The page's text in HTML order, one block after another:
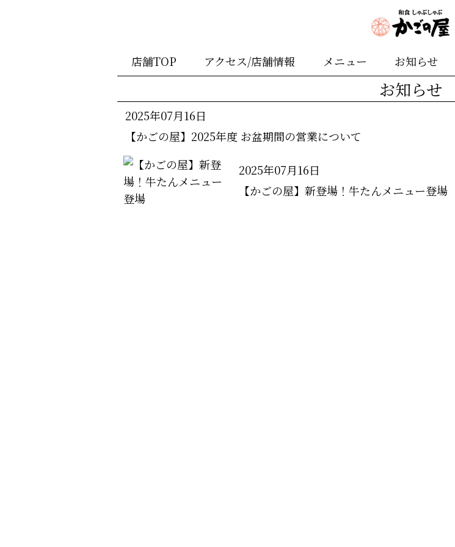
店舗TOP アクセス/店舗情報 メニュー お知らせ
お知らせ
2025年07月16日
【かごの屋】2025年度 お盆期間の営業について
2025年07月16日
【かごの屋】新登場！牛たんメニュー登場